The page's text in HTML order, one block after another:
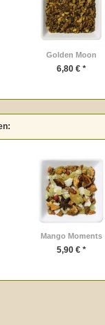
Golden Moon
6,80 € *
Mango Moments
5,90 € *